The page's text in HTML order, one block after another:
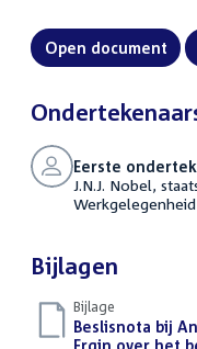
Open document
Eerste
J.N.J. Nobel,
Werkgelegenheid
Bijlagen
Bijlage
Download
bestand:
Beslisnota bij
Ergin over het